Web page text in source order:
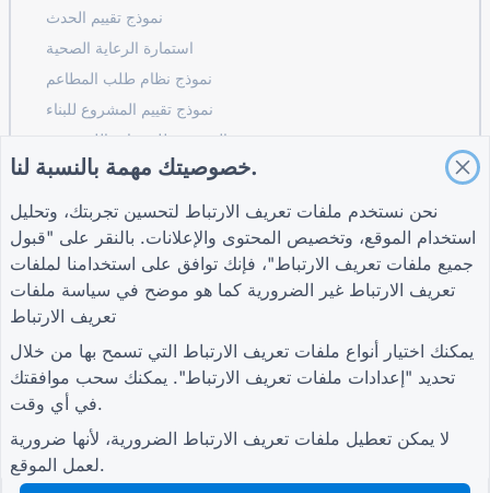
نموذج تقييم الحدث
استمارة الرعاية الصحية
نموذج نظام طلب المطاعم
نموذج تقييم المشروع للبناء
نموذج تقييم الموردين للخدمات اللوجستية
نموذج طلب خدمة المرافق
نموذج مشاركة العملاء
انضم إلى المجتمع
أدلة
مركز المساعدة
TIGER FORM الدليل
شركة
شروط
سياسة الخصوصية
إعدادات ملفات تعريف
الارتباط
خصوصيتك مهمة بالنسبة لنا.
نحن نستخدم ملفات تعريف الارتباط لتحسين تجربتك، وتحليل
استخدام الموقع، وتخصيص المحتوى والإعلانات. بالنقر على "قبول
جميع ملفات تعريف الارتباط"، فإنك توافق على استخدامنا لملفات
تعريف الارتباط غير الضرورية كما هو موضح في سياسة ملفات
تعريف الارتباط
يمكنك اختيار أنواع ملفات تعريف الارتباط التي تسمح بها من خلال
تحديد "إعدادات ملفات تعريف الارتباط". يمكنك سحب موافقتك
في أي وقت.
لا يمكن تعطيل ملفات تعريف الارتباط الضرورية، لأنها ضرورية
لعمل الموقع.